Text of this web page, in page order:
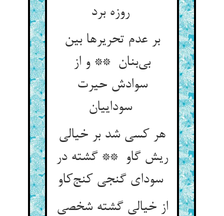
روزه برد
بر عدم تحریرها بین
بی‌بنان ** و از
سوادش حیرت
سوداییان
هر کسی شد بر خیالی
ریش گاو ** گشته در
سودای گنجی کنج‌کاو
از خیالی گشته شخصی